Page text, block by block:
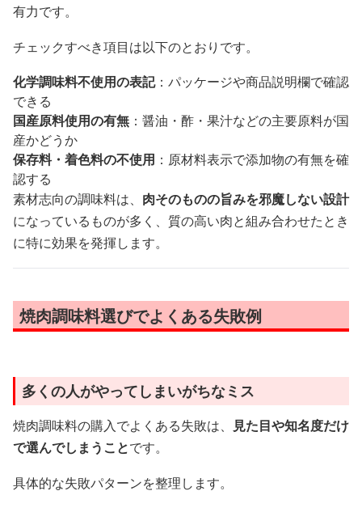
有力です。
チェックすべき項目は以下のとおりです。
化学調味料不使用の表記：パッケージや商品説明欄で確認
できる
国産原料使用の有無 ：醤油・酢・果汁などの主要原料が国
産かどうか
保存料・着色料の不使用 ：原材料表示で添加物の有無を確
認する
素材志向の調味料は、 肉そのものの旨みを邪魔しない設計
になっているものが多く、質の高い肉と組み合わせたとき
に特に効果を発揮します。
焼肉調味料選びでよくある失敗例
多くの人がやってしまいがちなミス
焼肉調味料の購入でよくある失敗は、
見た目や知名度だけ
で選んでしまうことです。
具体的な失敗パターンを整理します。